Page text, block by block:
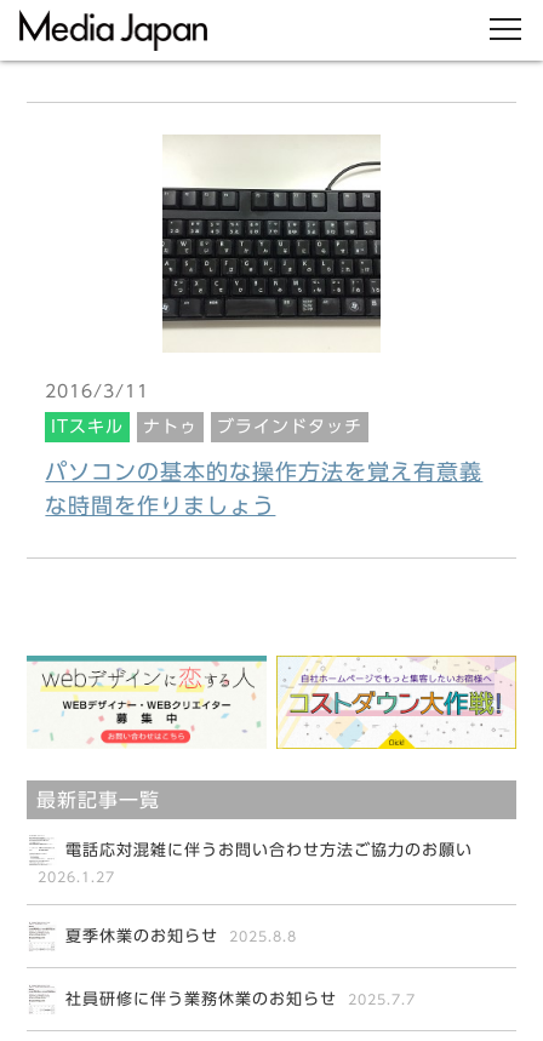
2016/3/11
ITスキル ナトゥ ブラインドタッチ
パソコンの基本的な操作方法を覚え有意義
な時間を作りましょう
最新記事一覧
電話応対混雑に伴うお問い合わせ方法ご協力のお願い
2026.1.27
夏季休業のお知らせ 2025.8.8
社員研修に伴う業務休業のお知らせ 2025.7.7